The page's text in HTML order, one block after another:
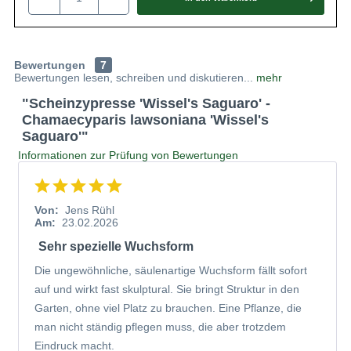
Winterhart bis zu -26 °C
optisch, sondern sie überzeugt zudem mit ihrer robusten
Art. Sie eignet sich hervorragend für die Verschönerung
des mitteleuropäischen Gartens und erweist sich auch hier
verwendet als ausreichend winterhart. Chamaecyparis
lawsoniana ‘Wissel´s Saguaro‘ verträgt ohne große
Schwierigkeiten Temperaturen bis zu minus 26 Grad
Celsius und ihr formschöner Anblick zieht besonders im
Winter alle Blicke auf sich. Die stahlblaue Benadelung
sorgt nun für Abwechslung und macht den Baum zu einem
Verwendungsmöglichkeiten der Chamaecyparis
lawsoniana ‘Wissel´s Saguaro‘
Die Selektion ‘Wissel´s Saguaro‘ entwickelt sich langsam
wachsend mit einer atemberaubenden Wuchsform, die
Bewertungen
7
Bewertungen lesen, schreiben und diskutieren...
mehr
"Scheinzypresse 'Wissel's Saguaro' -
Chamaecyparis lawsoniana 'Wissel's
Saguaro'"
Informationen zur Prüfung von Bewertungen
Von: Jens Rühl
Am:
23.02.2026
Sehr spezielle Wuchsform
Die ungewöhnliche, säulenartige Wuchsform fällt sofort
auf und wirkt fast skulptural. Sie bringt Struktur in den
Garten, ohne viel Platz zu brauchen. Eine Pflanze, die
man nicht ständig pflegen muss, die aber trotzdem
Eindruck macht.